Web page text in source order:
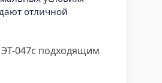
отличной
047с подходящим